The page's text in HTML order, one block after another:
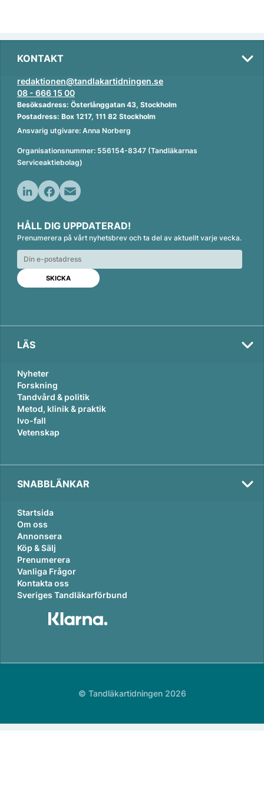
KONTAKT
redaktionen@tandlakartidningen.se
08 - 666 15 00
Besöksadress: Österlånggatan 43, Stockholm
Postadress: Box 1217, 111 82 Stockholm
Ansvarig utgivare: Anna Norberg
Organisationsnummer: 556154-8347 (Tandläkarnas
Serviceaktiebolag)
n
k
e
d
n
c
e
b
o
o
k
a
i
l
HÅLL DIG UPPDATERAD!
Prenumerera på vårt nyhetsbrev och ta del av aktuellt varje vecka.
LÄS
Nyheter
Forskning
Tandvård & politik
Metod, klinik & praktik
Ivo-fall
Vetenskap
SNABBLÄNKAR
Startsida
Om oss
Annonsera
Köp & Sälj
Prenumerera
Vanliga Frågor
Kontakta oss
Sveriges Tandläkarförbund
© Tandläkartidningen 2026